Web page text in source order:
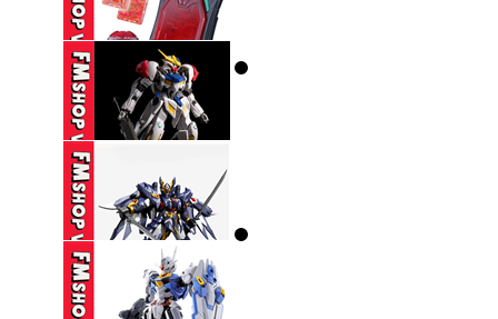
(CÓ TT) STORM
COLLECTIBLES TKOF
...
650,000 VND
DX ZEZTZ LICENSE
350,000 VND
(NOBOX-THIẾU PART-
SƠN LẠI) HG ...
270,000 VND